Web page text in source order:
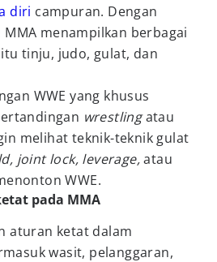
diri campuran. Dengan
menampilkan berbagai
tinju, judo, gulat, dan
WWE yang khusus
wrestlingatau
melihat teknik-teknik gulat
joint lock, leverage,atau
WWE.
pada MMA
aturan ketat dalam
wasit, pelanggaran,